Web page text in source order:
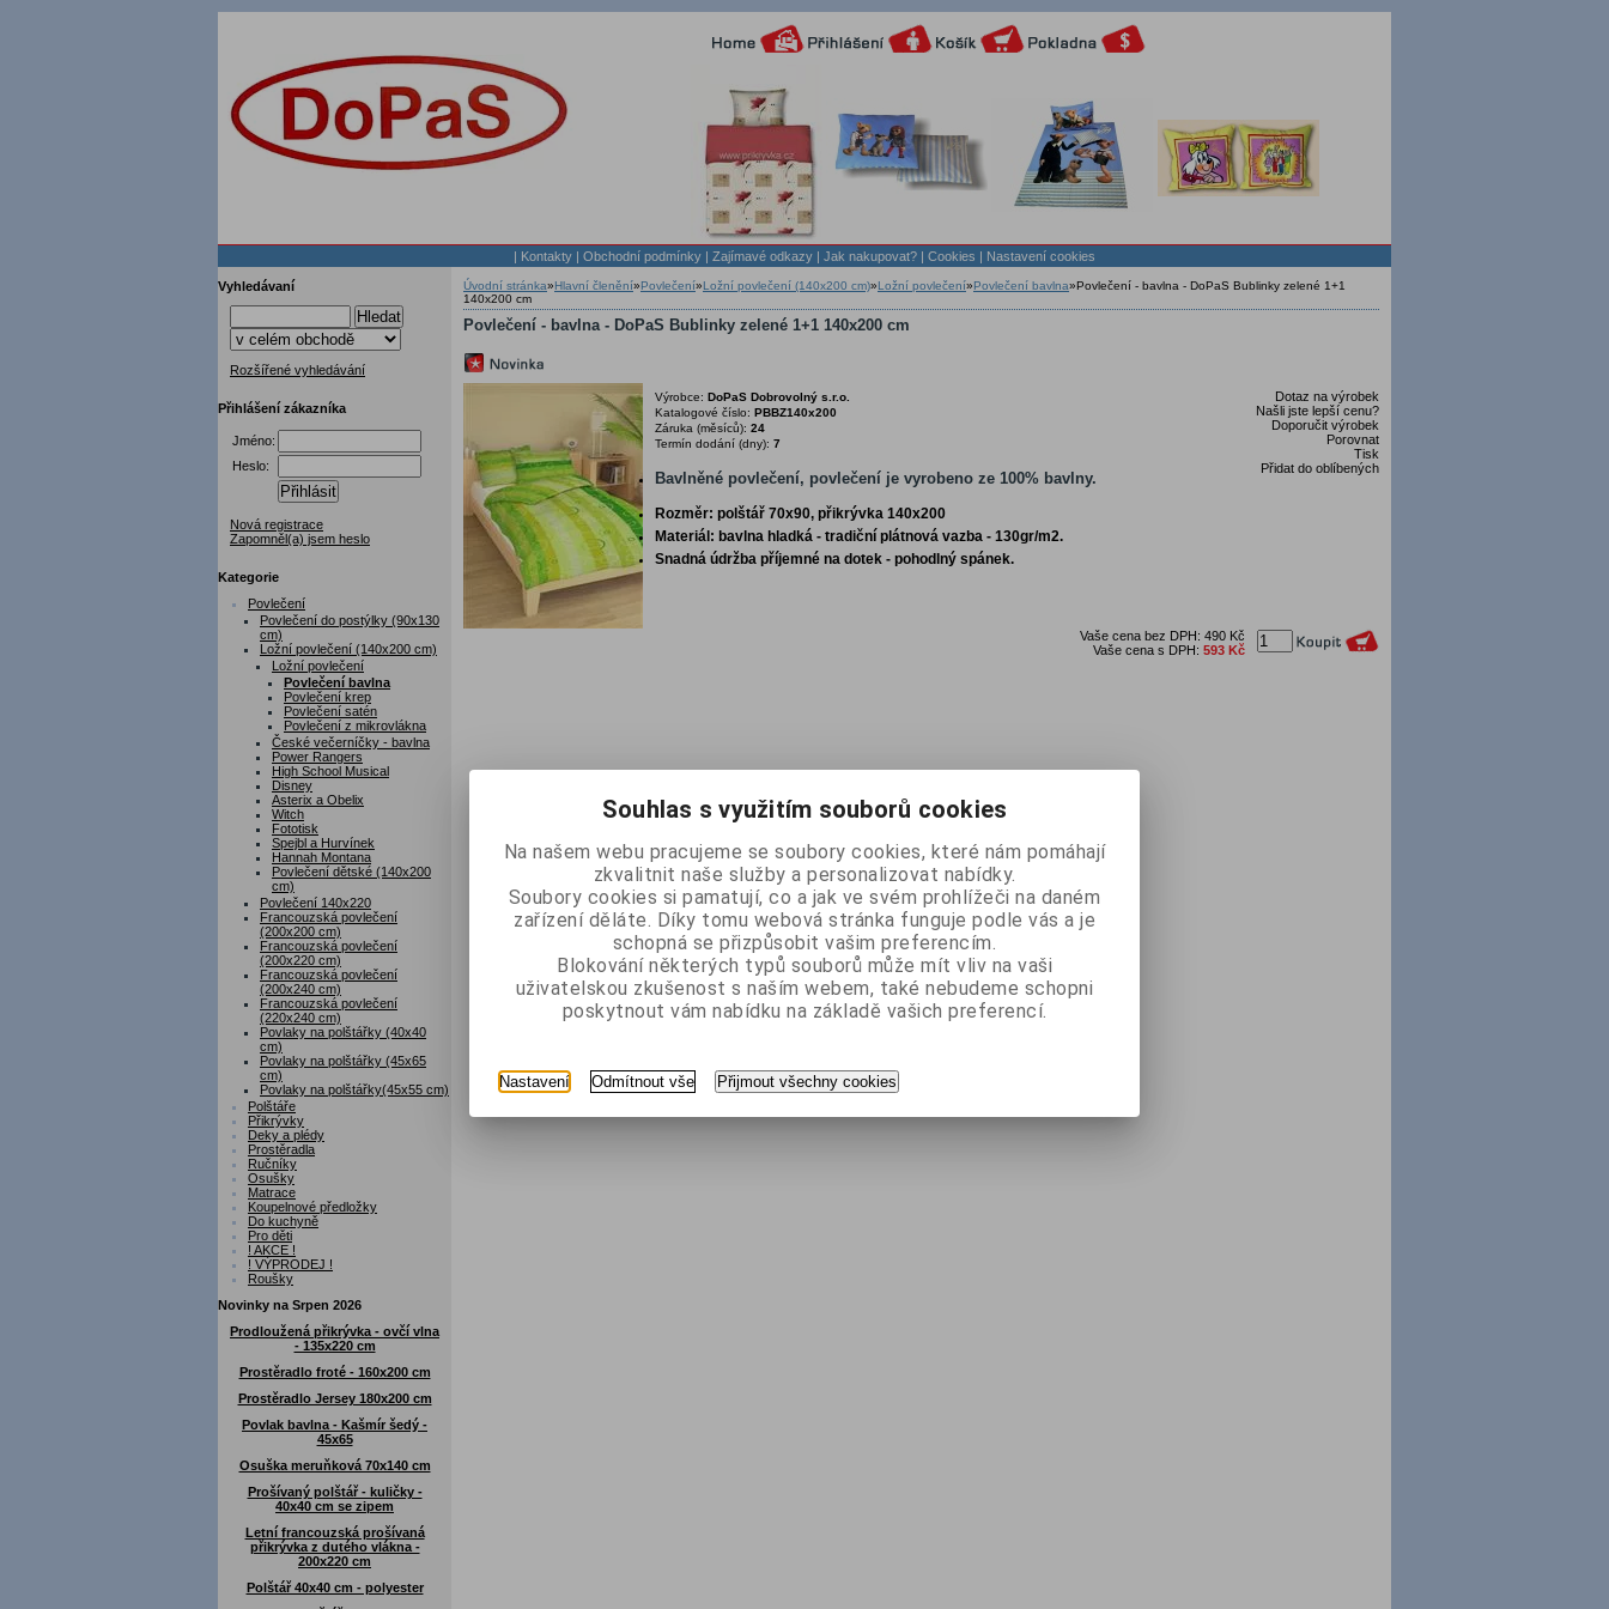
| Kontakty | Obchodní podmínky | Zajímavé odkazy | Jak nakupovat? | Cookies | Nastavení cookies
Vyhledávaní
Hledat
Rozšířené vyhledávání
Přihlášení zákazníka
Jméno:
Heslo:
Přihlásit
Nová registrace
Zapomněl(a) jsem heslo
Kategorie
Povlečení
Povlečení do postýlky (90x130
cm)
Ložní povlečení (140x200 cm)
Ložní povlečení
Povlečení bavlna
Povlečení krep
Povlečení satén
Povlečení z mikrovlákna
České večerníčky - bavlna
Power Rangers
High School Musical
Disney
Asterix a Obelix
Witch
Fototisk
Spejbl a Hurvínek
Hannah Montana
Povlečení dětské (140x200
cm)
Povlečení 140x220
Francouzská povlečení
(200x200 cm)
Francouzská povlečení
(200x220 cm)
Francouzská povlečení
(200x240 cm)
Francouzská povlečení
(220x240 cm)
Povlaky na polštářky (40x40
cm)
Povlaky na polštářky (45x65
cm)
Povlaky na polštářky(45x55 cm)
Polštáře
Přikrývky
Deky a plédy
Prostěradla
Ručníky
Osušky
Matrace
Koupelnové předložky
Do kuchyně
Pro děti
! AKCE !
! VÝPRODEJ !
Roušky
Novinky na Srpen 2026
Prodloužená přikrývka - ovčí vlna
- 135x220 cm
Prostěradlo froté - 160x200 cm
Prostěradlo Jersey 180x200 cm
Povlak bavlna - Kašmír šedý -
45x65
Osuška meruňková 70x140 cm
Prošívaný polštář - kuličky -
40x40 cm se zipem
Letní francouzská prošívaná
přikrývka z dutého vlákna -
200x220 cm
Polštář 40x40 cm - polyester
Úvodní stránka»Hlavní členění»Povlečení»Ložní povlečení (140x200 cm)»Ložní povlečení»Povlečení bavlna»Povlečení - bavlna - DoPaS Bublinky zelené 1+1
140x200 cm
Povlečení - bavlna - DoPaS Bublinky zelené 1+1 140x200 cm
Dotaz na výrobek
Našli jste lepší cenu?
Doporučit výrobek
Porovnat
Tisk
Přidat do oblíbených
Výrobce: DoPaS Dobrovolný s.r.o.
Katalogové číslo: PBBZ140x200
Záruka (měsíců): 24
Termín dodání (dny): 7
Bavlněné povlečení, povlečení je vyrobeno ze 100% bavlny.
Rozměr: polštář 70x90, přikrývka 140x200
Materiál: bavlna hladká - tradiční plátnová vazba - 130gr/m2.
Snadná údržba příjemné na dotek - pohodlný spánek.
Vaše cena bez DPH: 490 Kč
Vaše cena s DPH: 593 Kč
Souhlas s využitím souborů cookies
Na našem webu pracujeme se soubory cookies, které nám pomáhají
zkvalitnit naše služby a personalizovat nabídky.
Soubory cookies si pamatují, co a jak ve svém prohlížeči na daném
zařízení děláte. Díky tomu webová stránka funguje podle vás a je
schopná se přizpůsobit vašim preferencím.
Blokování některých typů souborů může mít vliv na vaši
uživatelskou zkušenost s naším webem, také nebudeme schopni
poskytnout vám nabídku na základě vašich preferencí.
Nastavení Odmítnout vše Přijmout všechny cookies